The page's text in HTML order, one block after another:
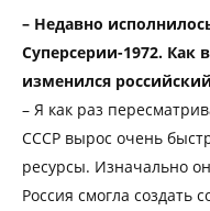
– Недавно
Суперсерии-1972. Как
изменился
– Я как раз
СССР вырос очень
ресурсы. Изначально
Россия смогла создать